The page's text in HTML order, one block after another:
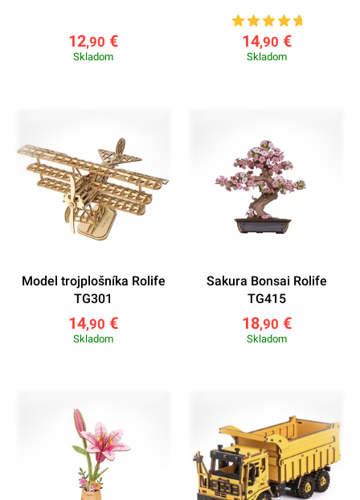
12,90 €
Skladom
14,90 €
Skladom
Model trojplošníka Rolife
TG301
14,90 €
Skladom
Sakura Bonsai Rolife
TG415
18,90 €
Skladom